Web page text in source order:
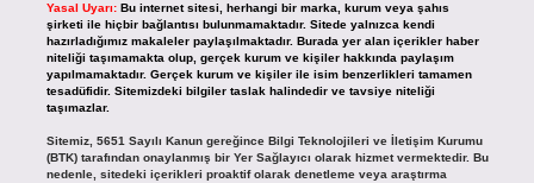
Yasal Uyarı: Bu internet sitesi, herhangi bir marka, kurum veya şahıs
şirketi ile hiçbir bağlantısı bulunmamaktadır. Sitede yalnızca kendi
hazırladığımız makaleler paylaşılmaktadır. Burada yer alan içerikler haber
niteliği taşımamakta olup, gerçek kurum ve kişiler hakkında paylaşım
yapılmamaktadır. Gerçek kurum ve kişiler ile isim benzerlikleri tamamen
tesadüfidir. Sitemizdeki bilgiler taslak halindedir ve tavsiye niteliği
taşımazlar.
Sitemiz, 5651 Sayılı Kanun gereğince Bilgi Teknolojileri ve İletişim Kurumu
(BTK) tarafından onaylanmış bir Yer Sağlayıcı olarak hizmet vermektedir. Bu
nedenle, sitedeki içerikleri proaktif olarak denetleme veya araştırma